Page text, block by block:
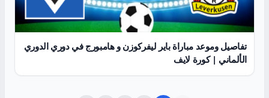
تفاصيل وموعد مباراة باير ليفركوزن و هامبورج في دوري الدوري
الألماني | كورة لايف